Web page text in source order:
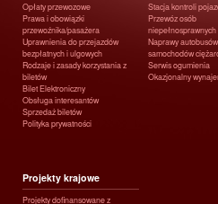
Opłaty przewozowe
Prawa i obowiązki
przewoźnika/pasażera
Uprawnienia do przejazdów
bezpłatnych i ulgowych
Rodzaje i zasady korzystania z
biletów
Bilet Elektroniczny
Obsługa interesantów
Sprzedaż biletów
Polityka prywatności
Stacja kontroli
Przewóz osób
niepełnosprawnych
Naprawy
samochodów
Serwis ogumienia
Okazjonalny
Projekty krajowe
Projekty dofinansowane z